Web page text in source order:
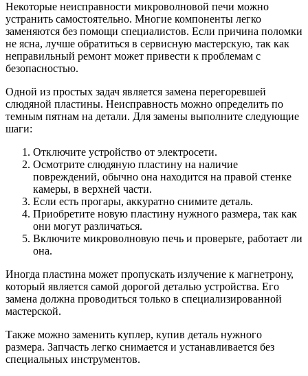
Некоторые неисправности микроволновой печи можно
устранить самостоятельно. Многие компоненты легко
заменяются без помощи специалистов. Если причина поломки
не ясна, лучше обратиться в сервисную мастерскую, так как
неправильный ремонт может привести к проблемам с
безопасностью.
Одной из простых задач является замена перегоревшей
слюдяной пластины. Неисправность можно определить по
темным пятнам на детали. Для замены выполните следующие
шаги:
Отключите устройство от электросети.
Осмотрите слюдяную пластину на наличие
повреждений, обычно она находится на правой стенке
камеры, в верхней части.
Если есть прогары, аккуратно снимите деталь.
Приобретите новую пластину нужного размера, так как
они могут различаться.
Включите микроволновую печь и проверьте, работает ли
она.
Иногда пластина может пропускать излучение к магнетрону,
который является самой дорогой деталью устройства. Его
замена должна проводиться только в специализированной
мастерской.
Также можно заменить куплер, купив деталь нужного
размера. Запчасть легко снимается и устанавливается без
специальных инструментов.